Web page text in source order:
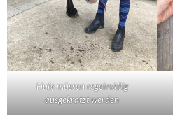
Hufe müssen regelmäßig
ausgekratzt werden